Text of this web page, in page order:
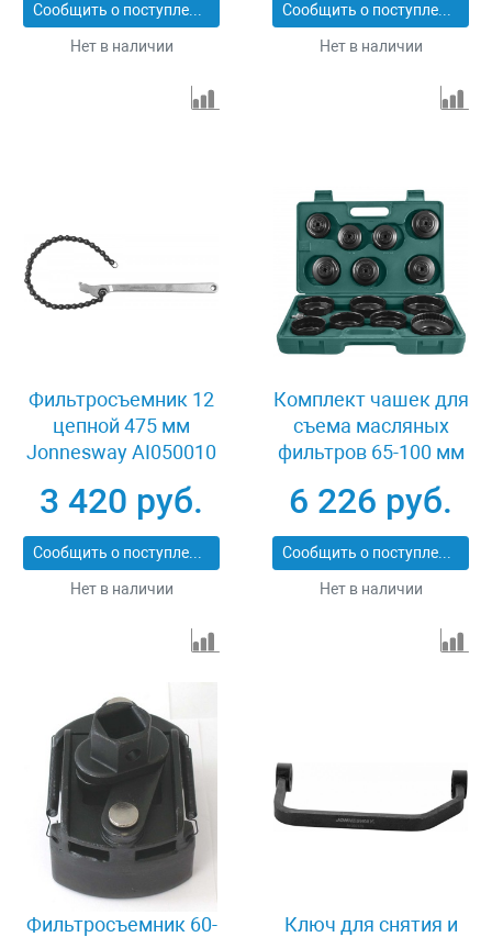
Сообщить о поступлении
Нет в наличии
Сообщить о поступлении
Нет в наличии
Фильтросъемник 12
цепной 475 мм
Jonnesway AI050010
3 420 руб.
Сообщить о поступлении
Нет в наличии
Комплект чашек для
съема масляных
фильтров 65-100 мм
Jonnesway AI050004
6 226 руб.
Сообщить о поступлении
Нет в наличии
Фильтросъемник 60-
Ключ для снятия и